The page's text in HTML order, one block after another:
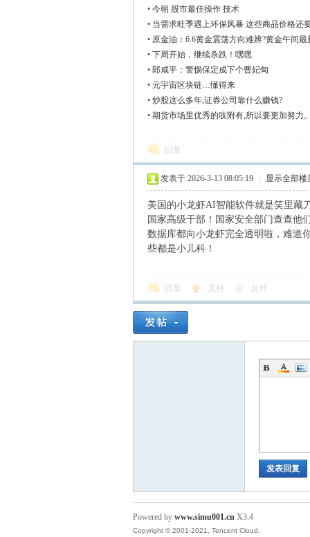
• 今朝 股市最佳操作 技术
• 当需求旺季遇上环保风暴 这些商品价格还
• 原金油：6.6黄金震荡方向难辨?黄金午间
• 下周开始，继续杀跌！嘿嘿
• 郎咸平：警惕保定成下个曹妃甸
• 元宇宙区块链…懂得来
• 炒股这么多年,证券公司靠什么赚钱?
• 期货市场里优秀的吱附有,所以要更加努力
回复
发表于 2026-3-13 08:05:19 显示全部楼
美国的小龙虾AI智能软件就是笑里藏
国家高级干部！国家安全部门查查他
数据库都向小龙虾完全透明啦，难道
些都是小儿科！
回复 支持 反对
发表回复
Powered by www.simu001.cn X3.4
Copyright © 2001-2021, Tencent Cloud.